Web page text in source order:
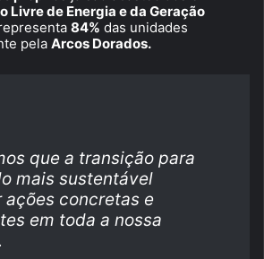
Livre de Energia e da Geração
84% das unidades
pela Arcos Dorados.
que a transição para
mais sustentável
ações concretas e
em toda a nossa